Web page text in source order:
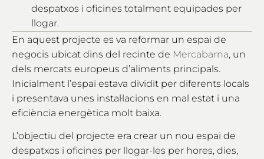
despatxos i oficines totalment equipades per
llogar.
En aquest projecte es va reformar un espai de
negocis ubicat dins del recinte de Mercabarna, un
dels mercats europeus d’aliments principals.
Inicialment l’espai estava dividit per diferents locals
i presentava unes instal·lacions en mal estat i una
eficiència energètica molt baixa.
L’objectiu del projecte era crear un nou espai de
despatxos i oficines per llogar-les per hores, dies,